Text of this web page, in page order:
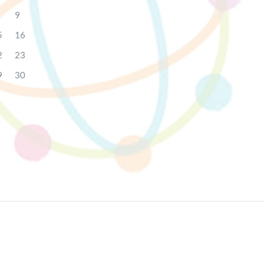
9
16
23
30